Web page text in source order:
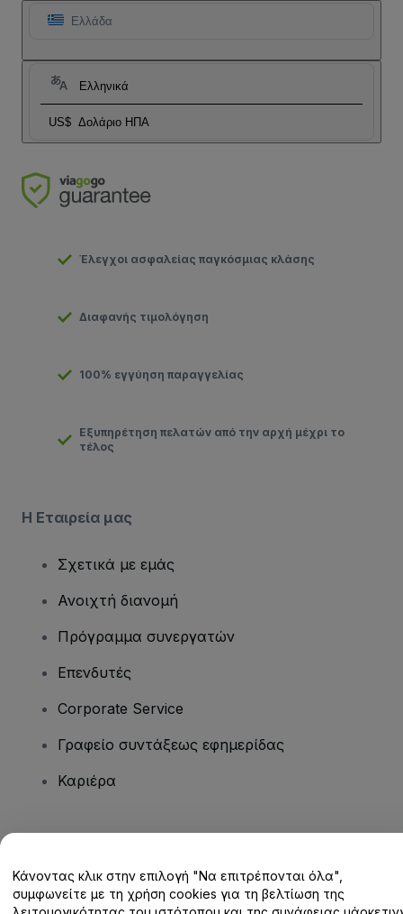
Ελλάδα
Ελληνικά
US$ Δολάριο ΗΠΑ
Έλεγχοι ασφαλείας παγκόσμιας κλάσης
Διαφανής τιμολόγηση
100% εγγύηση παραγγελίας
Εξυπηρέτηση πελατών από την αρχή μέχρι το
τέλος
Η Εταιρεία μας
Σχετικά με εμάς
Ανοιχτή διανομή
Πρόγραμμα συνεργατών
Επενδυτές
Corporate Service
Γραφείο συντάξεως εφημερίδας
Καριέρα
Κέντρο βοήθειας / Επικοινωνήστε μαζί μας
Κάνοντας κλικ στην επιλογή "Να επιτρέπονται όλα",
συμφωνείτε με τη χρήση cookies για τη βελτίωση της